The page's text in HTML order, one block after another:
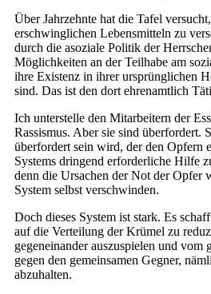
Über Jahrzehnte hat die Tafel
erschwinglichen Lebensmitteln zu
durch die asoziale Politik der
Möglichkeiten an der Teilhabe am
ihre Existenz in ihrer ursprünglichen
sind. Das ist den dort ehrenamtlich
Ich unterstelle den Mitarbeitern der
Rassismus. Aber sie sind überfordert.
überfordert sein wird, der den Opfern
Systems dringend erforderliche Hilfe
denn die Ursachen der Not der Opfer
System selbst verschwinden.
Doch dieses System ist stark. Es
auf die Verteilung der Krümel zu
gegeneinander auszuspielen und vom
gegen den gemeinsamen Gegner,
abzuhalten.